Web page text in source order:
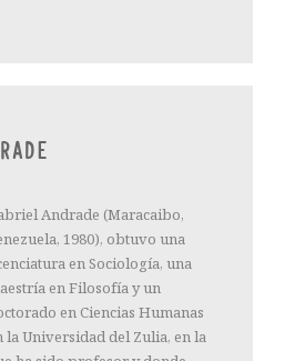
Andrade (Maracaibo,
1980), obtuvo una
en Sociología, una
en Filosofía y un
en Ciencias Humanas
la Universidad del Zulia, en la